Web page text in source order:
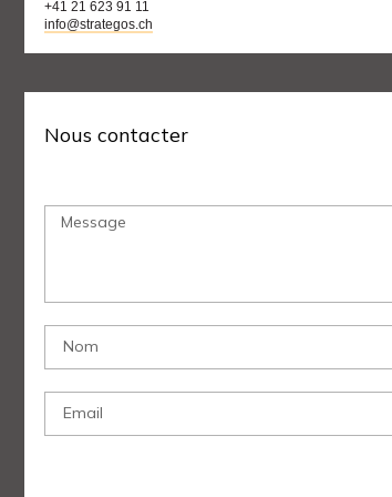
+41 21 623 91 11
info@strategos.ch
Nous contacter